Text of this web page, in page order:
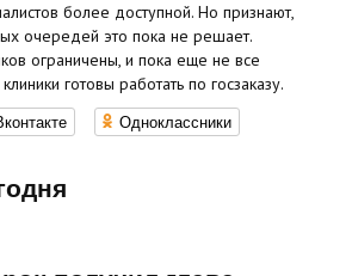
более доступной. Но признают,
очередей это пока не решает.
ограничены, и пока еще не все
готовы работать по госзаказу.
Одноклассники